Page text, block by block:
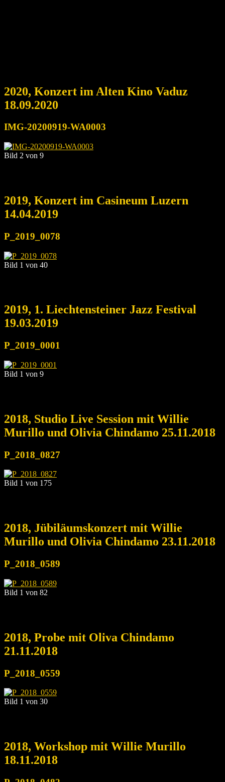
2020, Konzert im Alten Kino Vaduz
18.09.2020
IMG-20200919-WA0003
Bild 2 von 9
2019, Konzert im Casineum Luzern
14.04.2019
P_2019_0078
Bild 1 von 40
2019, 1. Liechtensteiner Jazz Festival
19.03.2019
P_2019_0001
Bild 1 von 9
2018, Studio Live Session mit Willie
Murillo und Olivia Chindamo 25.11.2018
P_2018_0827
Bild 1 von 175
2018, Jübiläumskonzert mit Willie
Murillo und Olivia Chindamo 23.11.2018
P_2018_0589
Bild 1 von 82
2018, Probe mit Oliva Chindamo
21.11.2018
P_2018_0559
Bild 1 von 30
2018, Workshop mit Willie Murillo
18.11.2018